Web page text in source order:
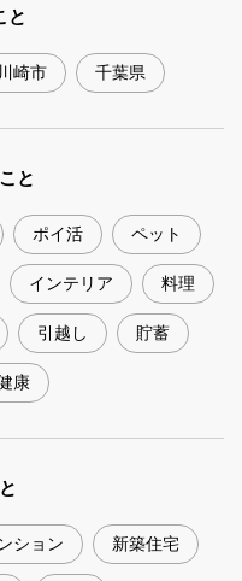
と
川崎市 千葉県
と
ポイ活 ペット
インテリア 料理
引越し 貯蓄
康
ション 新築住宅